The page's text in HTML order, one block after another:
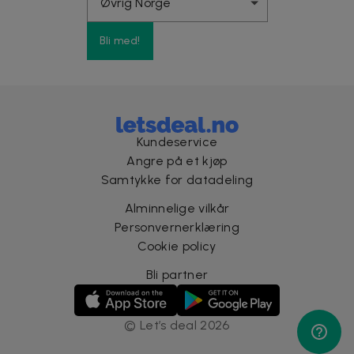
Bli med!
Kundeservice
Angre på et kjøp
Samtykke for datadeling
Alminnelige vilkår
Personvernerklæring
Cookie policy
Bli partner
© Let’s deal 2026